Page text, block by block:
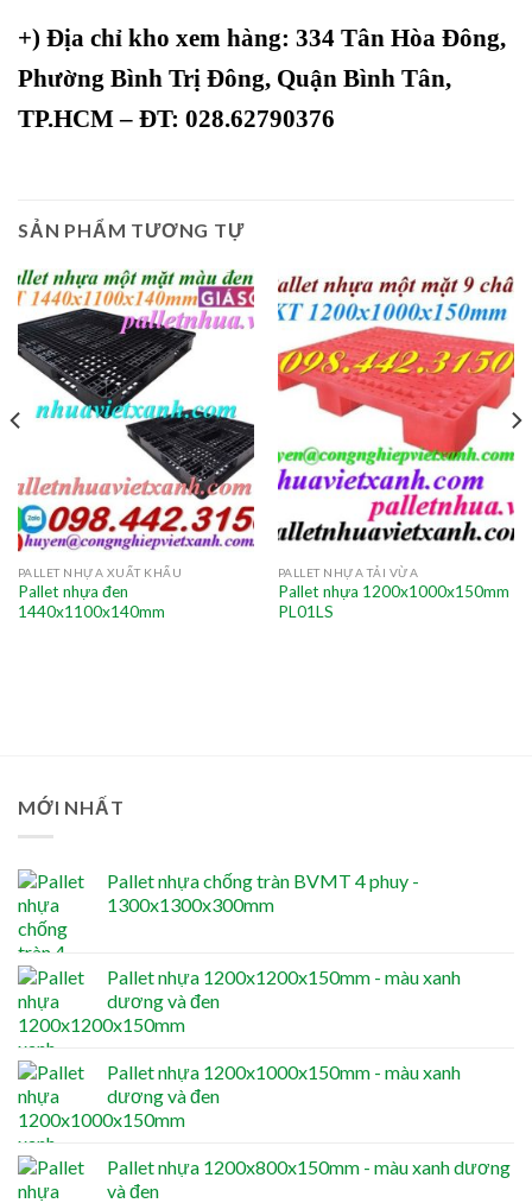
+) Địa chỉ kho xem hàng: 334 Tân Hòa Đông,
Phường Bình Trị Đông, Quận Bình Tân,
TP.HCM – ĐT: 028.62790376
SẢN PHẨM TƯƠNG TỰ
PALLET NHỰA XUẤT KHẨU
Pallet nhựa đen
1440x1100x140mm
PALLET NHỰA TẢI VỪA
Pallet nhựa 1200x1000x150mm
PL01LS
MỚI NHẤT
Pallet nhựa chống tràn BVMT 4 phuy -
1300x1300x300mm
Pallet nhựa 1200x1200x150mm - màu xanh
dương và đen
Pallet nhựa 1200x1000x150mm - màu xanh
dương và đen
Pallet nhựa 1200x800x150mm - màu xanh dương
và đen